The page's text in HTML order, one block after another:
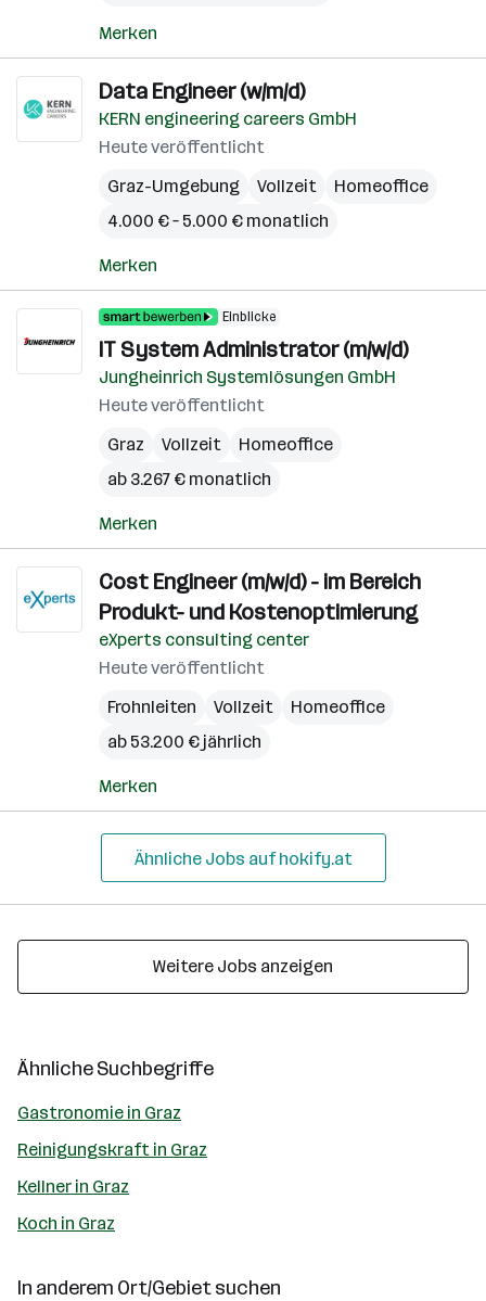
Merken
Data Engineer (w/m/d)
KERN engineering careers GmbH
Heute veröffentlicht
Graz-Umgebung
Vollzeit
Homeoffice
4.000 € – 5.000 € monatlich
Merken
Einblicke
IT System Administrator (m/w/d)
Jungheinrich Systemlösungen GmbH
Heute veröffentlicht
Graz
Vollzeit
Homeoffice
ab 3.267 € monatlich
Merken
Cost Engineer (m/w/d) - im Bereich
Produkt- und Kostenoptimierung
eXperts consulting center
Heute veröffentlicht
Frohnleiten
Vollzeit
Homeoffice
ab 53.200 € jährlich
Merken
Ähnliche Jobs auf hokify.at
Weitere Jobs anzeigen
Ähnliche Suchbegriffe
Gastronomie in Graz
Reinigungskraft in Graz
Kellner in Graz
Koch in Graz
In anderem Ort/Gebiet suchen